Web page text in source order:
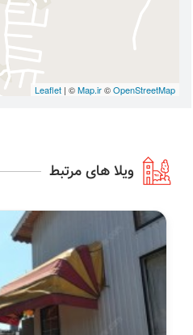
Leaflet | ©Map.ir©OpenStreetMap
ویلا های مرتبط